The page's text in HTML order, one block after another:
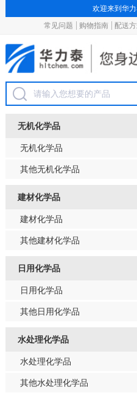
欢迎来到华
常见问题
购物指南 配送
无机化学品
无机化学品
其他无机化学品
建材化学品
建材化学品
其他建材化学品
日用化学品
日用化学品
其他日用化学品
水处理化学品
水处理化学品
其他水处理化学品